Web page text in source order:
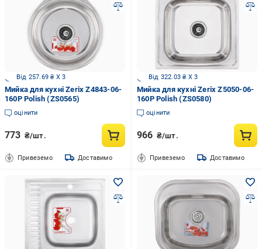
Від 257.69 ₴ X 3
Мийка для кухні Zerix Z4843-06-
160P Polish (ZS0565)
оцінити
773 ₴/шт.
Привеземо Доставимо
Від 322.03 ₴ X 3
Мийка для кухні Zerix Z5050-06-
160P Polish (ZS0580)
оцінити
966 ₴/шт.
Привеземо Доставимо